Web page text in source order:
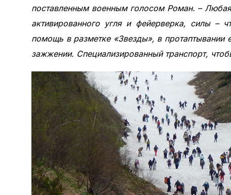
поставленным военным голосом Роман. –
активированного угля и фейерверка, силы –
помощь в разметке «Звезды», в протаптывании
зажжении. Специализированный транспорт,